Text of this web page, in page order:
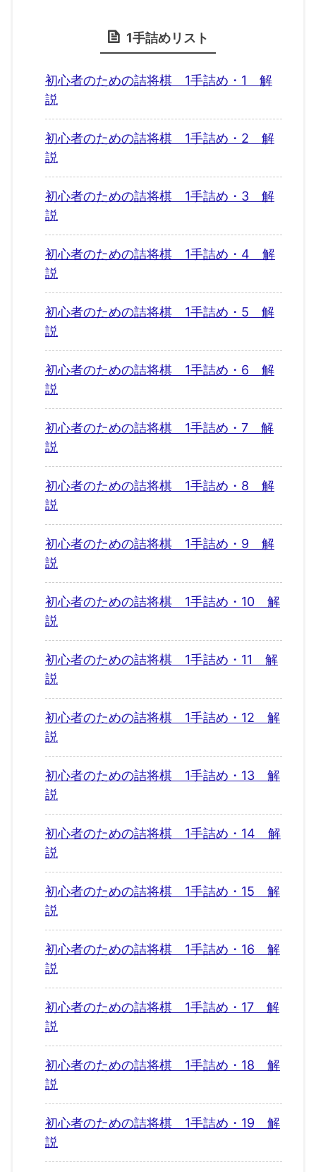
1手詰めリスト
初心者のための詰将棋 1手詰め・1 解
説
初心者のための詰将棋 1手詰め・2 解
説
初心者のための詰将棋 1手詰め・3 解
説
初心者のための詰将棋 1手詰め・4 解
説
初心者のための詰将棋 1手詰め・5 解
説
初心者のための詰将棋 1手詰め・6 解
説
初心者のための詰将棋 1手詰め・7 解
説
初心者のための詰将棋 1手詰め・8 解
説
初心者のための詰将棋 1手詰め・9 解
説
初心者のための詰将棋 1手詰め・10 解
説
初心者のための詰将棋 1手詰め・11 解
説
初心者のための詰将棋 1手詰め・12 解
説
初心者のための詰将棋 1手詰め・13 解
説
初心者のための詰将棋 1手詰め・14 解
説
初心者のための詰将棋 1手詰め・15 解
説
初心者のための詰将棋 1手詰め・16 解
説
初心者のための詰将棋 1手詰め・17 解
説
初心者のための詰将棋 1手詰め・18 解
説
初心者のための詰将棋 1手詰め・19 解
説